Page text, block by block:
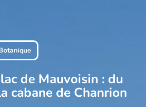
de Mauvoisin : du
cabane de Chanrion